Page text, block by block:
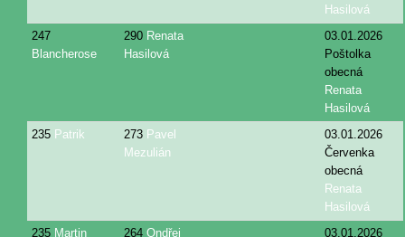
Hasilová
247
Blancherose
290 Renata
Hasilová
03.01.2026
Poštolka
obecná
Renata
Hasilová
235 Patrik 273 Pavel
Mezulián
03.01.2026
Červenka
obecná
Renata
Hasilová
235 Martin
264 Ondřej
03.01.2026